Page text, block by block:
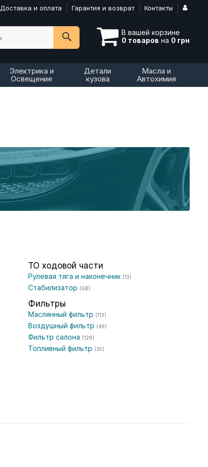
Доставка и оплата Гарантия и возврат Контакты
В вашей корзине
0 товаров на 0 грн
Электрика и
Освещение
Детали
кузова
Масла и
Автохимия
ТО ходовой части
Рулевая тяга и наконечник (13)
Стабилизатор (68)
Фильтры
Маслянный фильтр (113)
Воздушный фильтр (49)
Фильтр салона (128)
Топливный фильтр (35)